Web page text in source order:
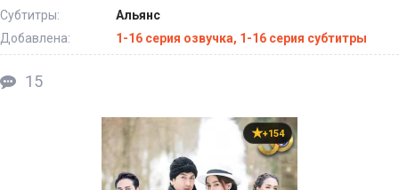
Субтитры:
Альянс
Добавлена:
1-16 серия озвучка, 1-16 серия субтитры
15
+154